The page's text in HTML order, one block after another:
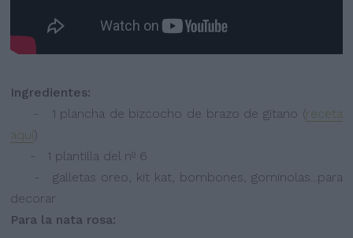
Ingredientes:
- 1 plancha de bizcocho de brazo de gitano (receta
aquí)
- 1 plantilla del nº 6
- galletas oreo, kit kat, bombones, gominolas...para
decorar
Para la nata rosa: